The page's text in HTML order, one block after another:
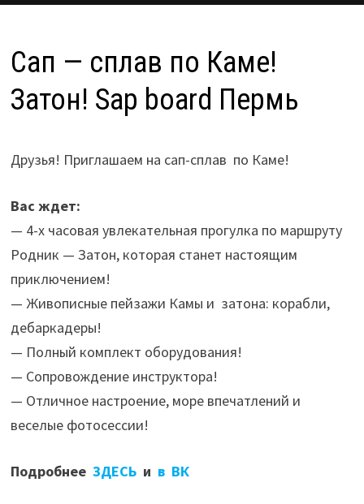
Сап — сплав по Каме!
Затон! Sap board Пермь
Друзья! Приглашаем на сап-сплав по Каме!
Вас ждет:
— 4-х часовая увлекательная прогулка по маршруту
Родник — Затон, которая станет настоящим
приключением!
— Живописные пейзажи Камы и затона: корабли,
дебаркадеры!
— Полный комплект оборудования!
— Сопровождение инструктора!
— Отличное настроение, море впечатлений и
веселые фотосессии!
Подробнее ЗДЕСЬи в ВК